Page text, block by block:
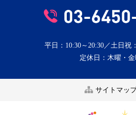
平日：10:30～20:30／土日祝
定休日：木曜・
サイトマッ